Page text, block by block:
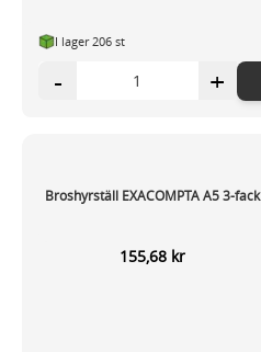
I lager 206 st
- +
Broshyrställ EXACOMPTA A5 3-fack
155,68 kr